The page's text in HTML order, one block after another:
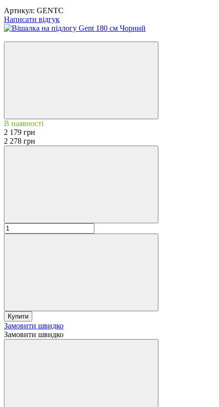
Артикул: GENTC
Написати відгук
В наявності
2 179 грн
2 278 грн
Купити
Замовити швидко
Замовити швидко